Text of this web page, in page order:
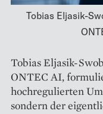
Tobias Eljasik-
Tobias Eljasik-
ONTEC AI,
hochregulierten
sondern der